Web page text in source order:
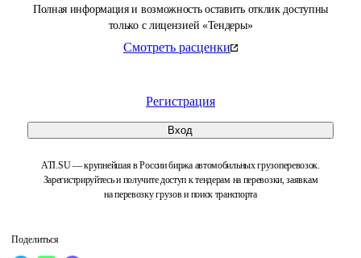
Полная информация и возможность оставить отклик доступны
только с лицензией «Тендеры»
Смотреть расценки
Регистрация
Вход
ATI.SU — крупнейшая в России биржа автомобильных грузоперевозок.
Зарегистрируйтесь и получите доступ к тендерам на перевозки, заявкам
на перевозку грузов и поиск транспорта
Поделиться